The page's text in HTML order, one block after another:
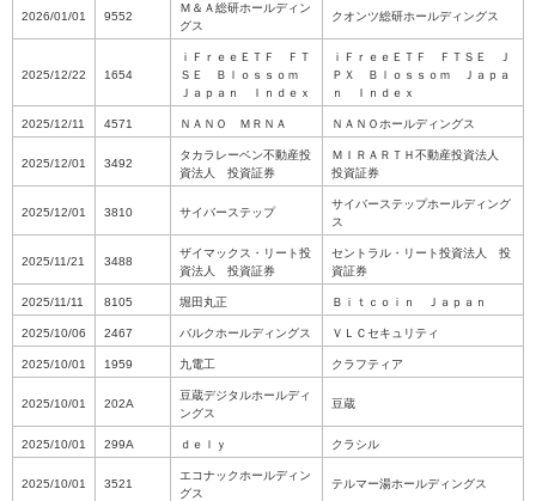
2026/01/01 9552
Ｍ＆Ａ総研ホールディン
グス
クオンツ総研ホールディングス
2025/12/22 1654
ｉＦｒｅｅＥＴＦ ＦＴ
ＳＥ Ｂｌｏｓｓｏｍ
Ｊａｐａｎ Ｉｎｄｅｘ
ｉＦｒｅｅＥＴＦ ＦＴＳＥ Ｊ
ＰＸ Ｂｌｏｓｓｏｍ Ｊａｐａ
ｎ Ｉｎｄｅｘ
2025/12/11 4571 ＮＡＮＯ ＭＲＮＡ ＮＡＮＯホールディングス
2025/12/01 3492
タカラレーベン不動産投
資法人 投資証券
ＭＩＲＡＲＴＨ不動産投資法人
投資証券
2025/12/01 3810 サイバーステップ
サイバーステップホールディング
ス
2025/11/21 3488
ザイマックス・リート投
資法人 投資証券
セントラル・リート投資法人 投
資証券
2025/11/11 8105 堀田丸正 Ｂｉｔｃｏｉｎ Ｊａｐａｎ
2025/10/06 2467 バルクホールディングス ＶＬＣセキュリティ
2025/10/01 1959 九電工 クラフティア
2025/10/01 202A
豆蔵デジタルホールディ
ングス
豆蔵
2025/10/01 299A ｄｅｌｙ クラシル
2025/10/01 3521
エコナックホールディン
グス
テルマー湯ホールディングス